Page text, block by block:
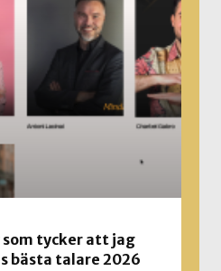
som tycker att jag
bästa talare 2026